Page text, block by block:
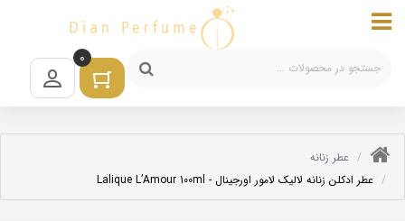
0
عطر زنانه
عطر ادکلن زنانه لالیک لامور اورجینال - Lalique L’Amour 100ml